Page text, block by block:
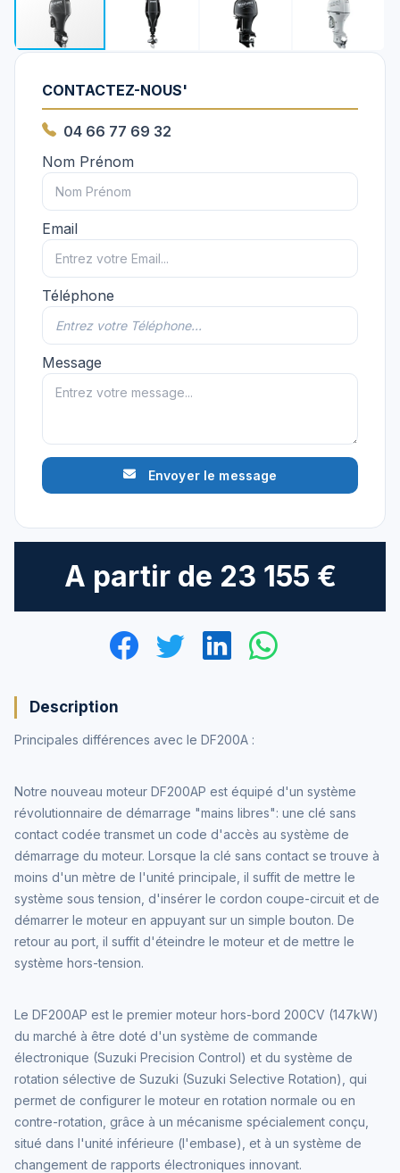
CONTACTEZ-NOUS'
04 66 77 69 32
Nom Prénom
Email
Téléphone
Message
Envoyer le message
A partir de 23 155 €
Description
Principales différences avec le DF200A :
Notre nouveau moteur DF200AP est équipé d'un système
révolutionnaire de démarrage "mains libres": une clé sans
contact codée transmet un code d'accès au système de
démarrage du moteur. Lorsque la clé sans contact se trouve à
moins d'un mètre de l'unité principale, il suffit de mettre le
système sous tension, d'insérer le cordon coupe-circuit et de
démarrer le moteur en appuyant sur un simple bouton. De
retour au port, il suffit d'éteindre le moteur et de mettre le
système hors-tension.
Le DF200AP est le premier moteur hors-bord 200CV (147kW)
du marché à être doté d'un système de commande
électronique (Suzuki Precision Control) et du système de
rotation sélective de Suzuki (Suzuki Selective Rotation), qui
permet de configurer le moteur en rotation normale ou en
contre-rotation, grâce à un mécanisme spécialement conçu,
situé dans l'unité inférieure (l'embase), et à un système de
changement de rapports électroniques innovant.